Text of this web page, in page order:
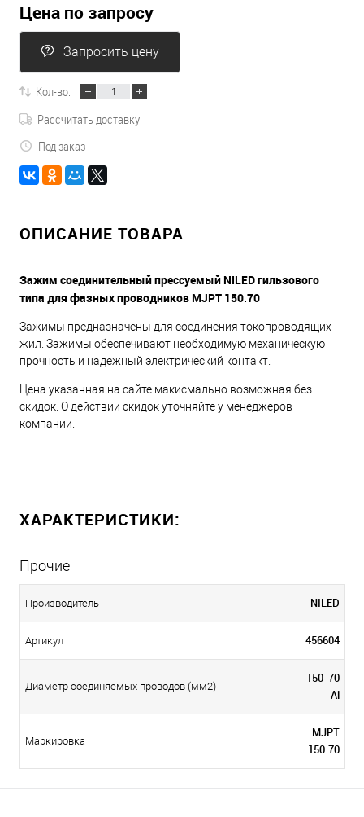
Цена по запросу
Запросить цену
Кол-во:
Рассчитать доставку
Под заказ
ОПИСАНИЕ ТОВАРА
Зажим соединительный прессуемый NILED гильзового
типа для фазных проводников MJPT 150.70
Зажимы предназначены для соединения токопроводящих
жил. Зажимы обеспечивают необходимую механическую
прочность и надежный электрический контакт.
Цена указанная на сайте макисмально возможная без
скидок. О действии скидок уточняйте у менеджеров
компании.
ХАРАКТЕРИСТИКИ:
Прочие
Производитель NILED
Артикул 456604
Диаметр соединяемых проводов (мм2)
150-70
Al
Маркировка
MJPT
150.70